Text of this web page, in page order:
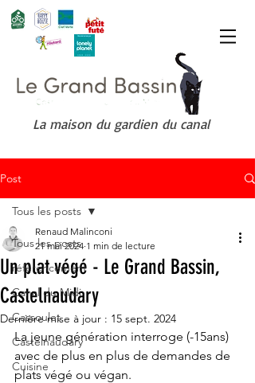
La maison du gardien du canal
Post
Tous les posts
référencement
Canal du Midi
Cassoulet
Castelnaudary
Cuisine
Tous les posts
Un plat végé - Le Grand Bassin,
Castelnaudary
Renaud Malinconi
21 mai 2024 1 min de lecture
Dernière mise à jour : 15 sept. 2024
La jeune génération interroge (-15ans)
avec de plus en plus de demandes de
plats végé ou végan.